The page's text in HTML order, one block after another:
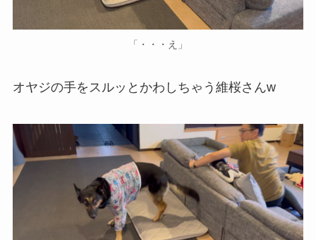
「・・・え」
オヤジの手をスルッとかわしちゃう維桜さんw